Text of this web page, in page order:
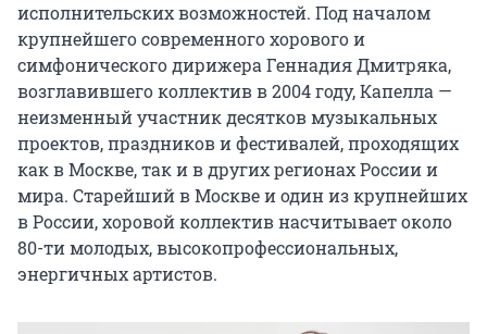
исполнительских возможностей. Под началом
крупнейшего современного хорового и
симфонического дирижера Геннадия Дмитряка,
возглавившего коллектив в 2004 году, Капелла —
неизменный участник десятков музыкальных
проектов, праздников и фестивалей, проходящих
как в Москве, так и в других регионах России и
мира. Старейший в Москве и один из крупнейших
в России, хоровой коллектив насчитывает около
80-ти молодых, высокопрофессиональных,
энергичных артистов.